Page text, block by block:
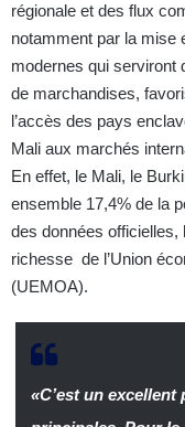
régionale et des flux
notamment par la mise
modernes qui serviront
de marchandises,
l’accès des pays
Mali aux marchés
En effet, le Mali, le
ensemble 17,4% de la
des données
richesse de l’Union
(UEMOA).
«C’est un